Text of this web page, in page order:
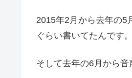
2015年2月から去年の5
ぐらい書いてたんです。
そして去年の6月から音